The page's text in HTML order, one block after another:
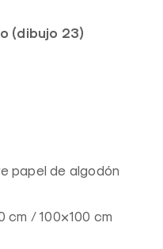
(dibujo 23)
papel de algodón
cm / 100×100 cm